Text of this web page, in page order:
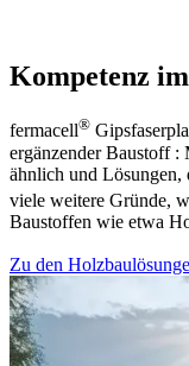
Kompetenz
fermacell®
ergänzender Baustoff :
ähnlich und Lösungen,
viele weitere Gründe,
Baustoffen wie etwa
Zu den